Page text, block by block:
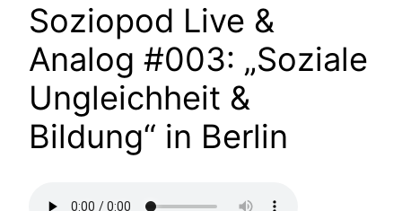
Soziopod Live &
Analog #003: „Soziale
Ungleichheit &
Bildung“ in Berlin